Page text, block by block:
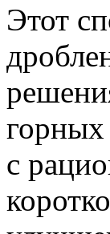
Этот
горных
с